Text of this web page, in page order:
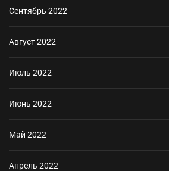
Сентябрь 2022
Август 2022
Июль 2022
Июнь 2022
Май 2022
Апрель 2022